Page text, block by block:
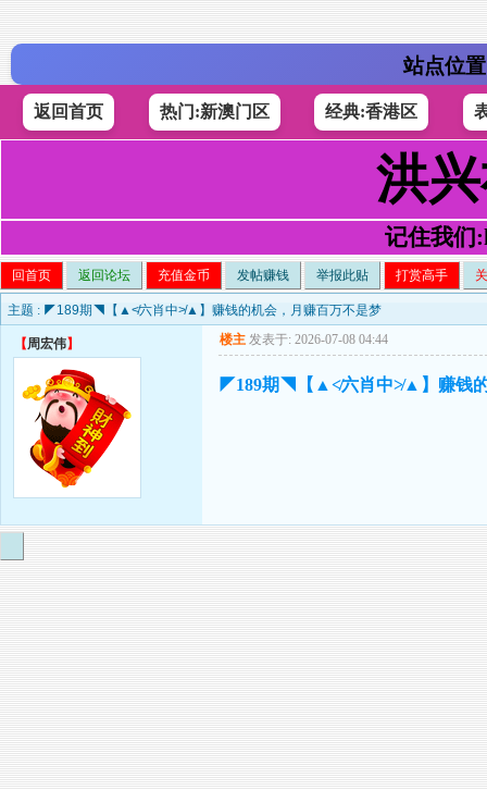
站点位
返回首页 热门:新澳门区 经典:香港区
洪
记住我们
回首页 返回论坛 充值金币 发帖赚钱 举报此贴 打赏高手
主题 : ◤189期◥【▲≮六肖中≯▲】赚钱的机会，月赚百万不是梦
【周宏伟】 楼主 发表于: 2026-07-08 04:44
◤189期◥【▲≮六肖中≯▲】赚钱